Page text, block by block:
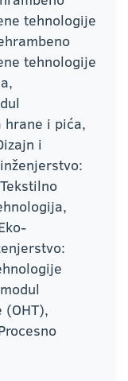
tehnologije
tehnologije
i pića,
i